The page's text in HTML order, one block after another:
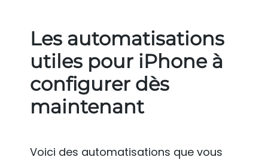
Les automatisations
utiles pour iPhone à
configurer dès
maintenant
Voici des automatisations que vous